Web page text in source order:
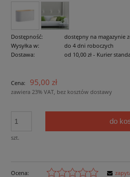
Dostępność:
dostępny na magazynie
Wysyłka w:
do 4 dni roboczych
Dostawa:
od 10,00 zł - Kurier
Cena nie zawiera ewentualnych
Cena: 95,00 zł
zawiera 23% VAT, bez kosztów dostawy
szt.
do
Ocena: